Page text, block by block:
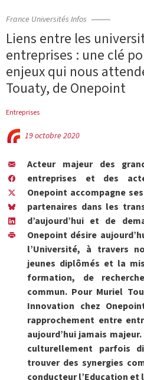
France Universités Infos
Liens entre les
entreprises : une clé
enjeux qui nous
Touaty, de Onepoint
Entreprises
19 octobre 2020
Acteur majeur des
entreprises et des
Onepoint accompagne
partenaires dans les
d’aujourd’hui et de
Onepoint désire
l’Université, à travers
jeunes diplômés et la
formation, de
commun. Pour Muriel
Innovation chez
rapprochement entre
aujourd’hui jamais majeur.
culturellement parfois
trouver des synergies
conducteur l’Education et